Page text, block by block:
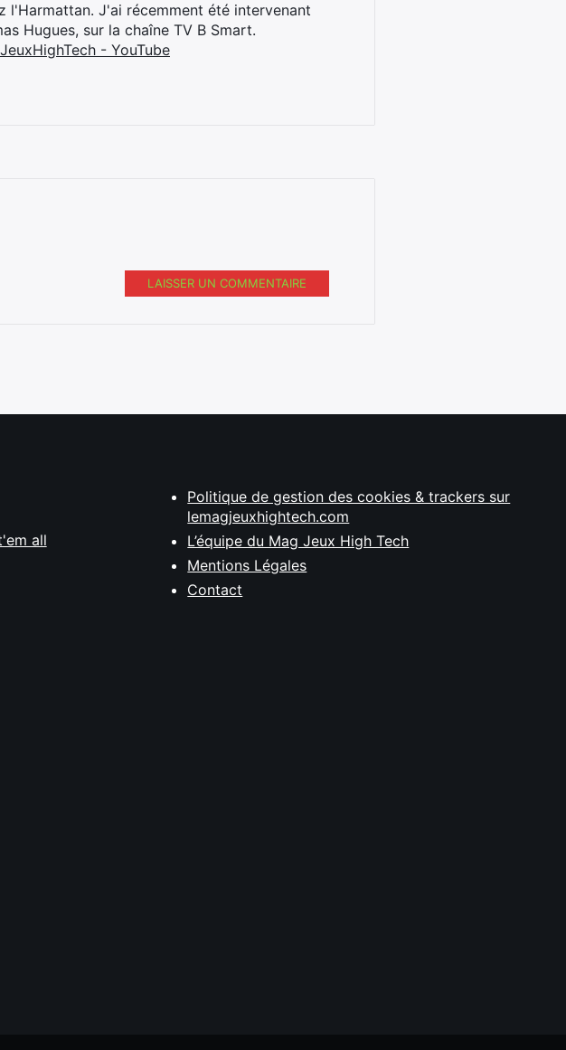
l'Harmattan. J'ai récemment été intervenant
Hugues, sur la chaîne TV B Smart.
- YouTube
LAISSER UN COMMENTAIRE
all
Politique de gestion des cookies & trackers sur
lemagjeuxhightech.com
L’équipe du Mag Jeux High Tech
Mentions Légales
Contact